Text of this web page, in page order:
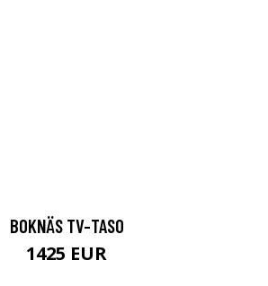
BOKNÄS TV-TASO
1425 EUR